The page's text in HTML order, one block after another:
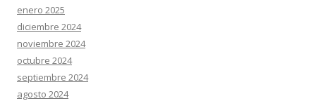
enero 2025
diciembre 2024
noviembre 2024
octubre 2024
septiembre 2024
agosto 2024